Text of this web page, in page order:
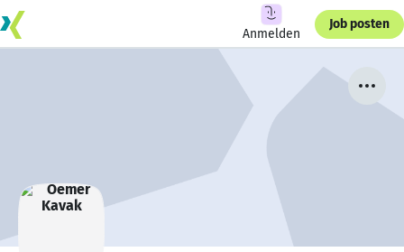
Anmelden
Job posten